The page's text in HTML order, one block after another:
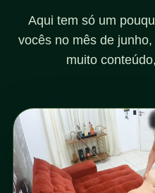
Aqui tem só um
vocês no mês de
muito